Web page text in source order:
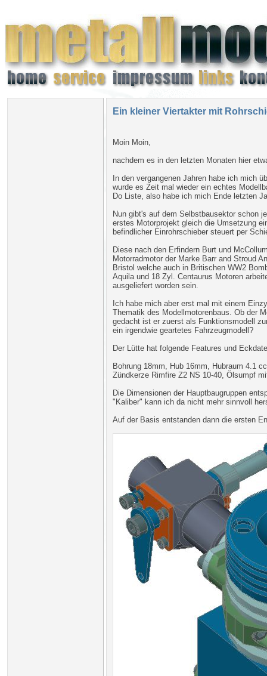
Ein kleiner Viertakter mit
Moin Moin,
nachdem es in den letzten Monaten hier
In den vergangenen Jahren habe ich mich
wurde es Zeit mal wieder ein echtes
Do Liste, also habe ich mich Ende letzten
Nun gibt's auf dem Selbstbausektor schon
erstes Motorprojekt gleich die Umsetzung
befindlicher Einrohrschieber steuert per
Diese nach den Erfindern Burt und
Motorradmotor der Marke Barr and Stroud
Bristol welche auch in Britischen WW2
Aquila und 18 Zyl. Centaurus Motoren
ausgeliefert worden sein.
Ich habe mich aber erst mal mit einem
Thematik des Modellmotorenbaus. Ob der
gedacht ist er zuerst als Funktionsmodell
ein irgendwie geartetes Fahrzeugmodell?
Der Lütte hat folgende Features und
Bohrung 18mm, Hub 16mm, Hubraum 4.1
Zündkerze Rimfire Z2 NS 10-40, Ölsumpf
Die Dimensionen der Hauptbaugruppen
"Kaliber" kann ich da nicht mehr sinnvoll
Auf der Basis entstanden dann die ersten